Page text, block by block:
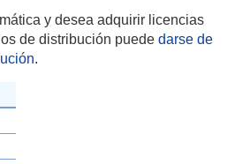
y desea adquirir licencias
de distribución puede darse de
.